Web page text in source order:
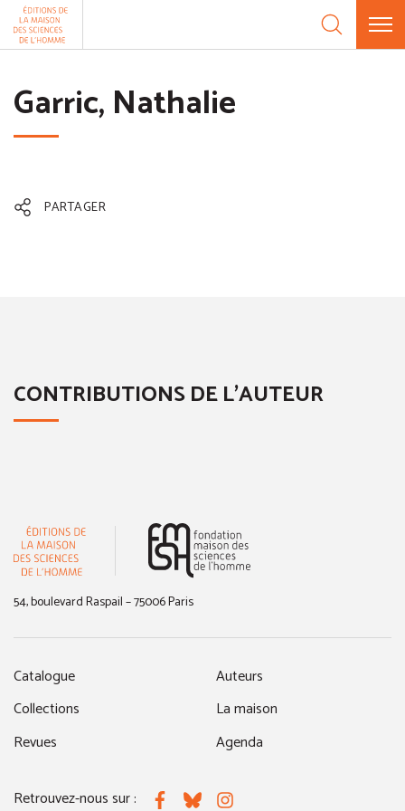
Aller au contenu
Garric, Nathalie
PARTAGER
CONTRIBUTIONS DE L'AUTEUR
54, boulevard Raspail – 75006 Paris
Catalogue
Collections
Revues
Auteurs
La maison
Agenda
Retrouvez-nous sur : FacebookBlueskyInstagram
Panneau de gestion des cookies